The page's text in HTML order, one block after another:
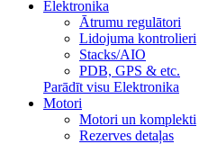
Elektronika
Ātrumu regulātori
Lidojuma kontrolieri
Stacks/AIO
PDB, GPS & etc.
Parādīt visu Elektronika
Motori
Motori un komplekti
Rezerves detaļas